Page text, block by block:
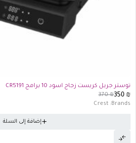
توستر جريل كريست زجاج اسود 10 برامج CR5191
370₪350
Brands:
Crest
إضافة إلى السلة